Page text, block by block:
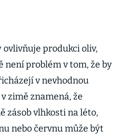
produkci oliv,
není problém v tom, že by
v nevhodnou
zimě znamená, že
zásob vlhkosti na léto,
nebo červnu může být